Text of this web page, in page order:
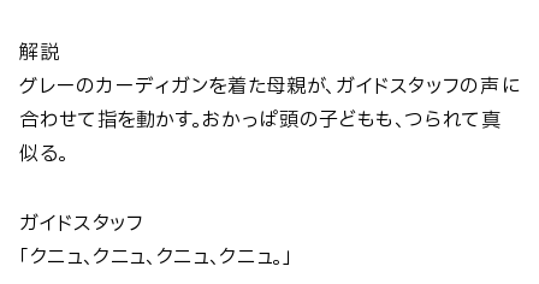
解説
グレーのカーディガンを着た母親が、ガイドスタッフの声に
合わせて指を動かす。おかっぱ頭の子どもも、つられて真
似る。
ガイドスタッフ
「クニュ、クニュ、クニュ、クニュ。」